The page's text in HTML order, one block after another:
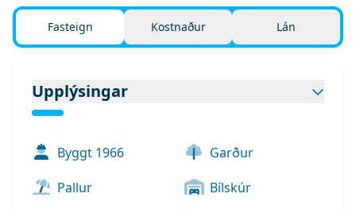
Fasteign Kostnaður Lán
Upplýsingar
Byggt 1966
Garður
Pallur
Bílskúr